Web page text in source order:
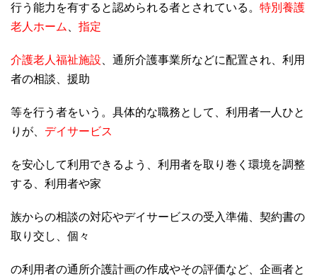
行う能力を有すると認められる者とされている。 特別養護
老人ホーム
指定
介護老人福祉施設 、通所介護事業所などに配置され、利用
者の相談、援助
等を行う者をいう。具体的な職務として、利用者一人ひと
りが、 デイサービス
を安心して利用できるよう、利用者を取り巻く環境を調整
する、利用者や家
族からの相談の対応やデイサービスの受入準備、契約書の
取り交し、個々
の利用者の通所介護計画の作成やその評価など、企画者と